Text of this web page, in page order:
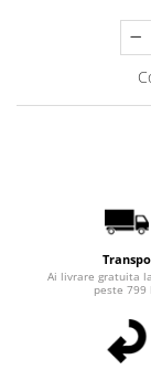
Ai livrare gratuita
peste 799